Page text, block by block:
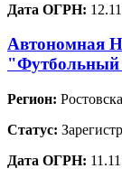
Дата ОГРН:
Автономная
Регион:
Статус:
Дата ОГРН: